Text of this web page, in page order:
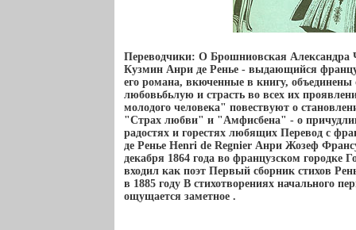
Переводчики: О Брошниовская Александра
Кузмин Анри де Ренье - выдающийся
его романа, вкюченные в книгу,
любовьбьлую и страсть во всех их
молодого человека" повествуют о
"Страх любви" и "Амфисбена" - о
радостях и горестях любящих Перевод с
де Ренье Henri de Regnier Анри Жозеф
декабря 1864 года во французском городке
входил как поэт Первый сборник стихов
в 1885 году В стихотворениях начального
ощущается заметное .